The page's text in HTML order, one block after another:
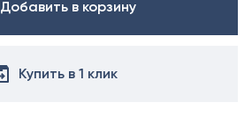
Добавить в корзину
Купить в 1 клик